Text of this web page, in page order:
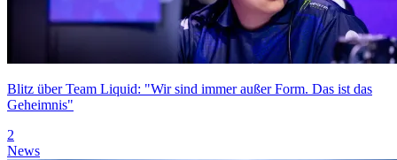
Blitz über Team Liquid: "Wir sind immer außer Form. Das ist das
Geheimnis"
2
News